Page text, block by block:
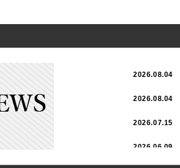
2026.08.04
2026.08.04
2026.07.15
2026.06.09